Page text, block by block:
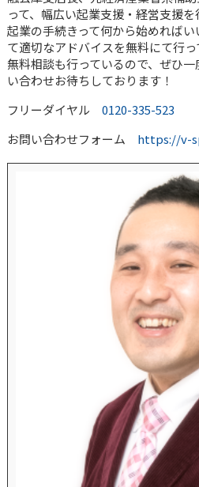
って、幅広い起業支援・経営支援を
起業の手続きって何から始めれば
て適切なアドバイスを無料にて行っ
無料相談も行っているので、ぜひ
い合わせお待ちしております！
フリーダイヤル 0120-335-523
お問い合わせフォーム https://v-